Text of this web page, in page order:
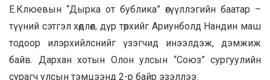
Е.Клюевын “Дырка от бублика” өгүүллэгийн баатар –
түүний сэтгэл хөдлөл, дүр төрхийг Ариунболд Нандин маш
тодоор илэрхийлснийг үзэгчид инээлдэж, дэмжиж
байв. Дархан хотын Олон улсын “Союз” сургуулийн
сурагч улсын тэмцээнд 2-р байр эзэллээ.